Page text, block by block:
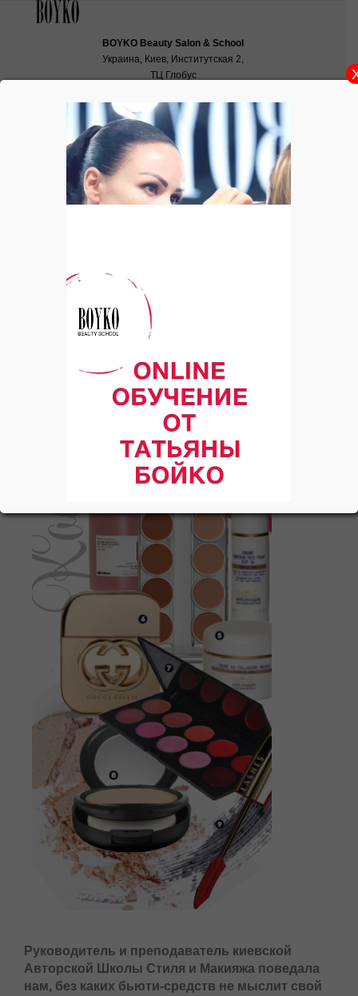
BOYKO Beauty Salon & School
Украина, Киев, Институтская 2,
ТЦ Глобус
Руководитель и преподаватель киевской
Авторской Школы Стиля и Макияжа поведала
нам, без каких бьюти-средств не мыслит свой